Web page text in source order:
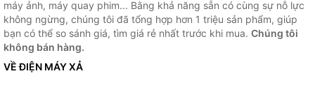
máy ảnh, máy quay phim... Bằng khả năng sẵn có cùng sự nỗ lực
không ngừng, chúng tôi đã tổng hợp hơn 1 triệu sản phẩm, giúp
bạn có thể so sánh giá, tìm giá rẻ nhất trước khi mua. Chúng tôi
không bán hàng.
VỀ ĐIỆN MÁY XẢ